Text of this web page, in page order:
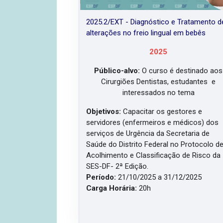
2025.2/EXT - Diagnóstico e Tratamento
alterações no freio lingual em bebês
2025
Público-alvo:O curso é destinado aos
Cirurgiões Dentistas, estudantes e
interessados no tema
Objetivos:Capacitar os gestores e
servidores (enfermeiros e médicos) dos
serviços de Urgência da Secretaria de
Saúde do Distrito Federal no Protocolo
Acolhimento e Classificação de Risco da
SES-DF- 2ª Edição.
Período:21/10/2025 a 31/12/2025
Carga Horária: 20h